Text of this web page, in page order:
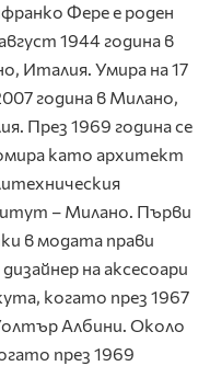
Фере е роден
1944 година в
Италия. Умира на 17
година в Милано,
През 1969 година се
като архитект
– Милано. Първи
в модата прави
на аксесоари
когато през 1967
Албини. Около
през 1969